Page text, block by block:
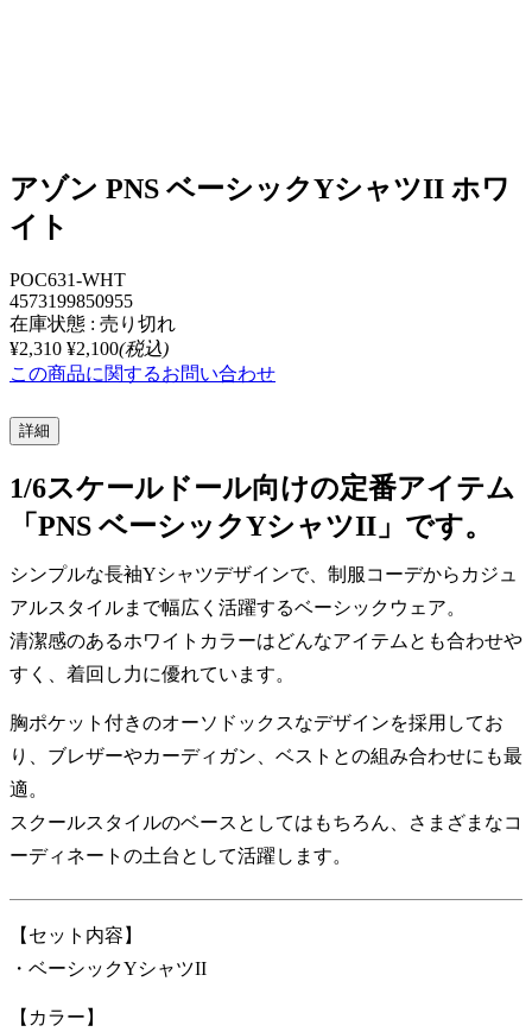
アゾン PNS ベーシックYシャツII ホワ
イト
POC631-WHT
4573199850955
在庫状態 : 売り切れ
¥2,310 ¥2,100(税込)
この商品に関するお問い合わせ
詳細
1/6スケールドール向けの定番アイテム
「PNS ベーシックYシャツII」です。
シンプルな長袖Yシャツデザインで、制服コーデからカジュ
アルスタイルまで幅広く活躍するベーシックウェア。
清潔感のあるホワイトカラーはどんなアイテムとも合わせや
すく、着回し力に優れています。
胸ポケット付きのオーソドックスなデザインを採用してお
り、ブレザーやカーディガン、ベストとの組み合わせにも最
適。
スクールスタイルのベースとしてはもちろん、さまざまなコ
ーディネートの土台として活躍します。
【セット内容】
・ベーシックYシャツII
【カラー】